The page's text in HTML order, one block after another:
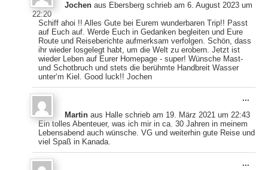
Jochenaus Ebersberg schrieb am 6. August 2023 um
22:20
Schiff ahoi !! Alles Gute bei Eurem wunderbaren Trip!! Passt
auf Euch auf. Werde Euch in Gedanken begleiten und Eure
Route und Reiseberichte aufmerksam verfolgen. Schön, dass
ihr wieder losgelegt habt, um die Welt zu erobern. Jetzt ist
wieder Leben auf Eurer Homepage - super! Wünsche Mast-
und Schotbruch und stets die berühmte Handbreit Wasser
unter‘m Kiel. Good luck!! Jochen
ein-/
Martinaus Halle schrieb am 19. März 2021 um 22:43
Ein tolles Abenteuer, was ich mir in ca. 30 Jahren in meinem
Lebensabend auch wünsche. VG und weiterhin gute Reise und
viel Spaß in Kanada.
...
ein-/
...